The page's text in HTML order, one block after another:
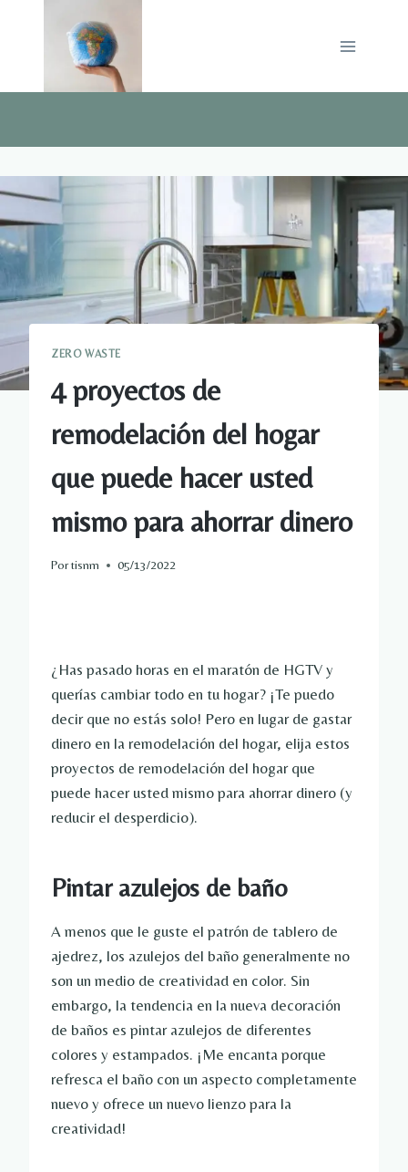
ZERO WASTE
4 proyectos de
remodelación del hogar
que puede hacer usted
mismo para ahorrar dinero
Portisnm 05/13/2022
¿Has pasado horas en el maratón de HGTV y
querías cambiar todo en tu hogar? ¡Te puedo
decir que no estás solo! Pero en lugar de gastar
dinero en la remodelación del hogar, elija estos
proyectos de remodelación del hogar que
puede hacer usted mismo para ahorrar dinero (y
reducir el desperdicio).
Pintar azulejos de baño
A menos que le guste el patrón de tablero de
ajedrez, los azulejos del baño generalmente no
son un medio de creatividad en color. Sin
embargo, la tendencia en la nueva decoración
de baños es pintar azulejos de diferentes
colores y estampados. ¡Me encanta porque
refresca el baño con un aspecto completamente
nuevo y ofrece un nuevo lienzo para la
creatividad!